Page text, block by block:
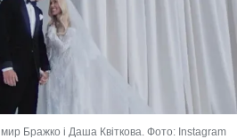
Казино
Бражко і Даша Квіткова. Фото: Instagram